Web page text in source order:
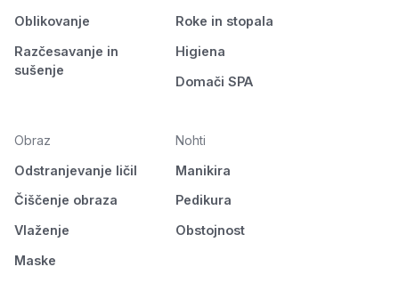
Oblikovanje
Razčesavanje in
sušenje
Roke in stopala
Higiena
Domači SPA
Obraz
Odstranjevanje ličil
Čiščenje obraza
Vlaženje
Maske
Nohti
Manikira
Pedikura
Obstojnost